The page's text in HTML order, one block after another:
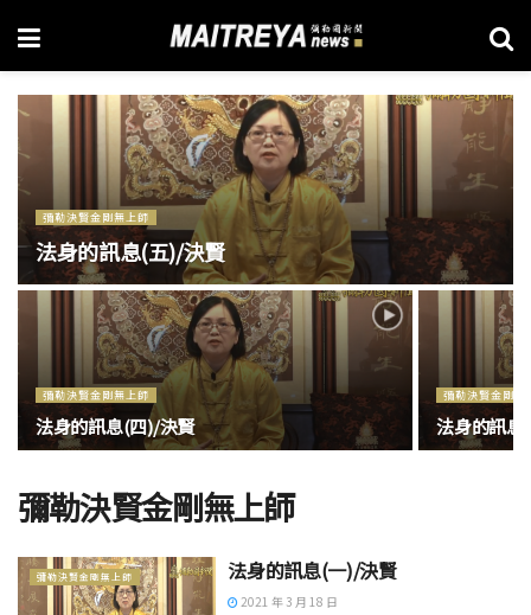
彌勒決賢金剛無上師
法身的訊息(五)/決賢
彌勒決賢金剛無上師
法身的訊息(四)/決賢
彌勒決賢金剛無
法身的訊息
彌勒決賢金剛無上師
彌勒決賢金剛無上師 法身的訊息(一)/決賢
2021 年 3 月 18 日